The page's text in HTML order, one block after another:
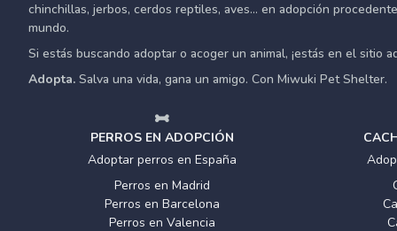
chinchillas, jerbos, cerdos reptiles, aves... en adopción
mundo.
Si estás buscando adoptar o acoger un animal, ¡estás en el sitio
Adopta. Salva una vida, gana un amigo. Con Miwuki Pet Shelter.
PERROS EN ADOPCIÓN
Adoptar perros en España
Perros en Madrid
Perros en Barcelona
Perros en Valencia